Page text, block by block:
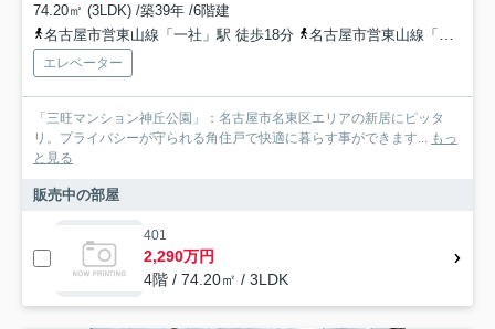
74.20㎡ (3LDK) /築39年 /6階建
名古屋市営東山線「一社」駅 徒歩18分
名古屋市営東山線「星ヶ丘」駅 バス13分 名古屋市営バス「山ノ神」 停歩4分
エレベーター
「三旺マンション神丘公園」：名古屋市名東区エリアの新居にピッタ
リ。プライバシーが守られる角住戸で快適に暮らす事ができます... もっ
と見る
販売中の部屋
401
2,290万円
4階 / 74.20㎡ / 3LDK